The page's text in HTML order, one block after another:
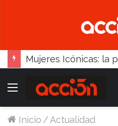
Menú
Inicio /Actualidad